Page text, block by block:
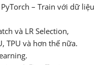
– Train với dữ liệu
và LR Selection,
TPU và hơn thế nữa.